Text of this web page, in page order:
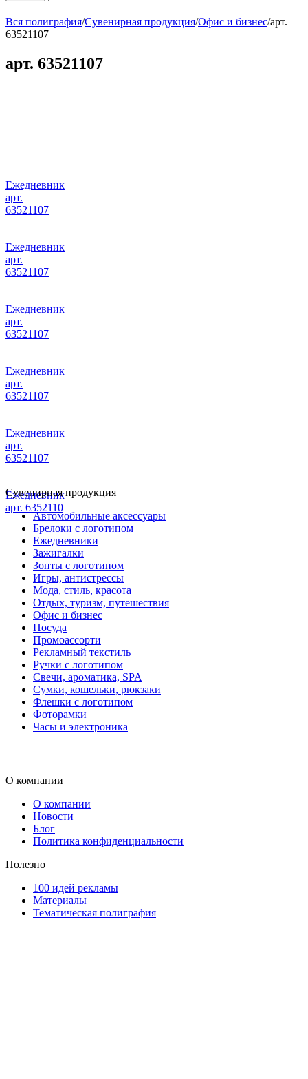
Вся полиграфия/Сувенирная продукция/Офис и бизнес/арт.
63521107
арт. 63521107
Ежедневник
арт.
63521107
Ежедневник
арт.
63521107
Ежедневник
арт.
63521107
Ежедневник
арт.
63521107
Ежедневник
арт.
63521107
Ежедневник
арт. 6352110
Сувенирная продукция
Автомобильные аксессуары
Брелоки с логотипом
Ежедневники
Зажигалки
Зонты с логотипом
Игры, антистрессы
Мода, стиль, красота
Отдых, туризм, путешествия
Офис и бизнес
Посуда
Промоассорти
Рекламный текстиль
Ручки с логотипом
Свечи, ароматика, SPA
Сумки, кошельки, рюкзаки
Флешки с логотипом
Фоторамки
Часы и электроника
О компании
О компании
Новости
Блог
Политика конфиденциальности
Полезно
100 идей рекламы
Материалы
Тематическая полиграфия